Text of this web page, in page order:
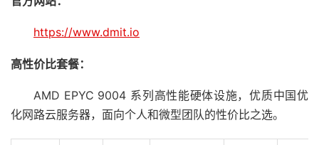
https://www.dmit.io
高性价比套餐：
AMD EPYC 9004 系列高性能硬体设施，优质中国优
化网路云服务器，面向个人和微型团队的性价比之选。